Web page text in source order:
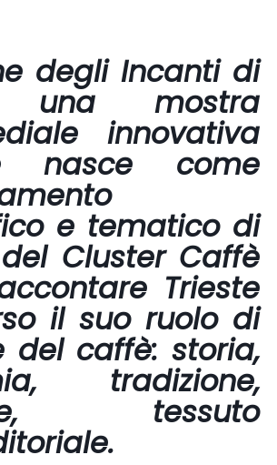
degli Incanti di
una mostra
innovativa
nasce come
e tematico di
del Cluster Caffè
Trieste
il suo ruolo di
del caffè: storia,
tradizione,
tessuto